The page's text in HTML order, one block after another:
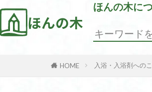
ほんの木
ほんの木に
HOME 入浴・入浴剤への